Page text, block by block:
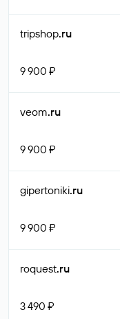
tripshop.ru
9 900 ₽
veom.ru
9 900 ₽
gipertoniki.ru
9 900 ₽
roquest.ru
3 490 ₽